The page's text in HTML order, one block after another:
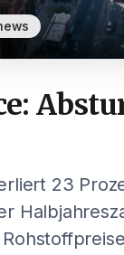
23